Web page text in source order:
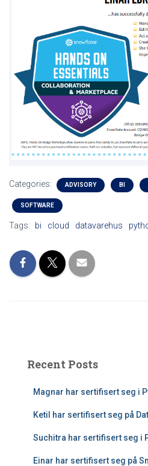
Categories: ADVISORY BI
SOFTWARE
Tags: bi cloud datavarehus
Recent Posts
Magnar har sertifisert seg i
Ketil har sertifisert seg på
Suchitra har sertifisert seg i
Einar har sertifisert seg på